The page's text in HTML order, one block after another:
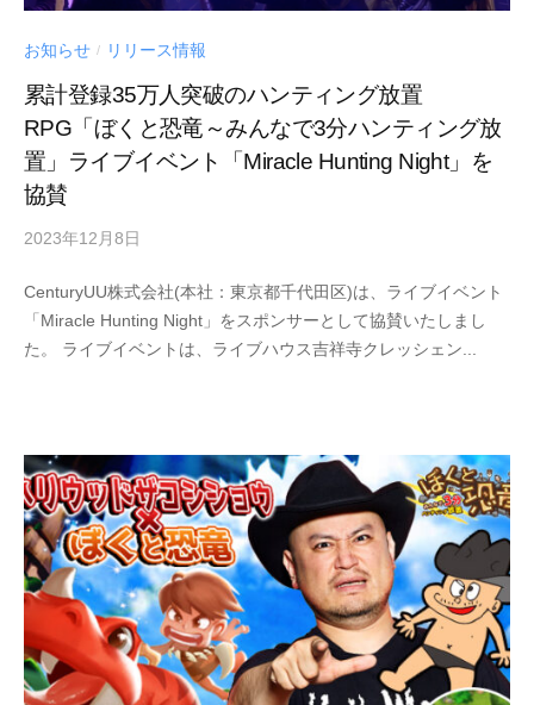
お知らせ / リリース情報
累計登録35万人突破のハンティング放置
RPG「ぼくと恐竜～みんなで3分ハンティング放
置」ライブイベント「Miracle Hunting Night」を
協賛
2023年12月8日
UU
CenturyUU株式会社(本社：東京都千代田区)は、ライブイベント
「Miracle Hunting Night」をスポンサーとして協賛いたしまし
た。 ライブイベントは、ライブハウス吉祥寺クレッシェン...